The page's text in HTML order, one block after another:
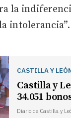
la
intolerancia”.
CASTILLA Y
Castilla y
34.051
Diario de Castilla y